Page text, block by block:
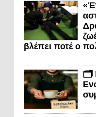
βλέπει ποτέ ο
🗂️